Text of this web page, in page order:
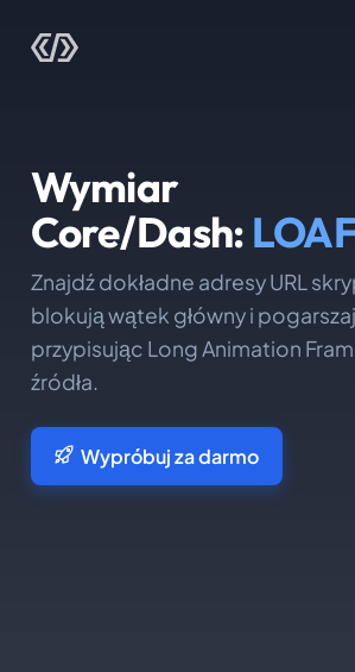
Wymiar
Core/Dash:
Znajdź dokładne adresy URL
blokują wątek główny i
przypisując Long Animation
źródła.
Wypróbuj za darmo